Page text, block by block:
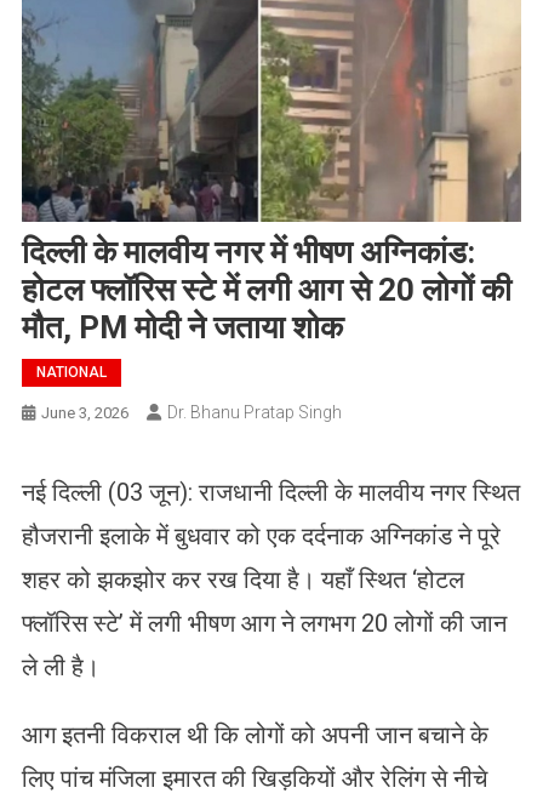
दिल्ली के मालवीय नगर में भीषण अग्निकांड:
होटल फ्लॉरिस स्टे में लगी आग से 20 लोगों की
मौत, PM मोदी ने जताया शोक
NATIONAL
June 3, 2026 Dr. Bhanu Pratap Singh
नई दिल्ली (03 जून): राजधानी दिल्ली के मालवीय नगर स्थित
हौजरानी इलाके में बुधवार को एक दर्दनाक अग्निकांड ने पूरे
शहर को झकझोर कर रख दिया है। यहाँ स्थित ‘होटल
फ्लॉरिस स्टे’ में लगी भीषण आग ने लगभग 20 लोगों की जान
ले ली है।
आग इतनी विकराल थी कि लोगों को अपनी जान बचाने के
लिए पांच मंजिला इमारत की खिड़कियों और रेलिंग से नीचे